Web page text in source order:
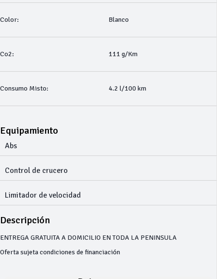
Color: Blanco
Co2: 111 g/Km
Consumo Misto: 4.2 l/100 km
Equipamiento
Abs
Control de crucero
Limitador de velocidad
Descripción
ENTREGA GRATUITA A DOMICILIO EN TODA LA PENINSULA
Oferta sujeta condiciones de financiación